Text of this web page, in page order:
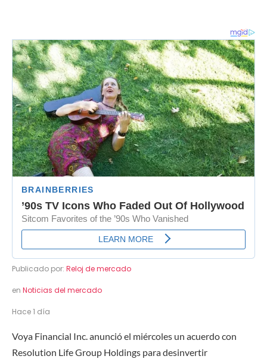
Publicado por: Reloj de mercado
en Noticias del mercado
Hace 1 día
Voya Financial Inc. anunció el miércoles un acuerdo con
Resolution Life Group Holdings para desinvertir